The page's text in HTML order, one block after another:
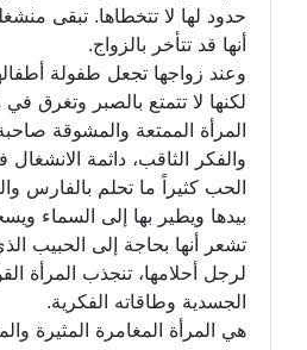
حدود لها لا تتخطاها. تبقى
أنها قد تتأخر بالزواج.
وعند زواجها تجعل طفولة
لكنها لا تتمتع بالصبر وتغرق
المرأة الممتعة والمشوقة
والفكر الثاقب، داثمة
الحب كثيراً ما تحلم بالفارس
بيدها ويطير بها إلى السماء
تشعر أنها بحاجة إلى الحبيب
لرجل أحلامها، تنجذب المرأة
الجسدية وطاقاته الفكرية.
هي المرأة المغامرة المثيرة